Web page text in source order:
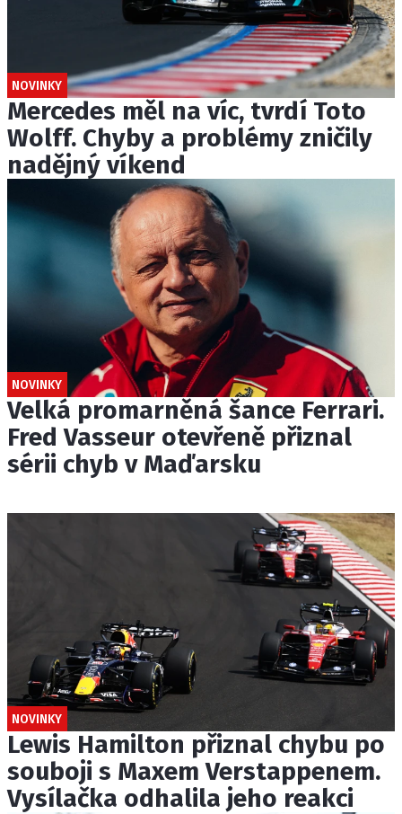
NOVINKY
Mercedes měl na víc, tvrdí Toto
Wolff. Chyby a problémy zničily
nadějný víkend
NOVINKY
Velká promarněná šance Ferrari.
Fred Vasseur otevřeně přiznal
sérii chyb v Maďarsku
NOVINKY
Lewis Hamilton přiznal chybu po
souboji s Maxem Verstappenem.
Vysílačka odhalila jeho reakci